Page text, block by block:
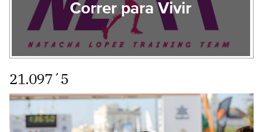
Correr para Vivir
21.097´5